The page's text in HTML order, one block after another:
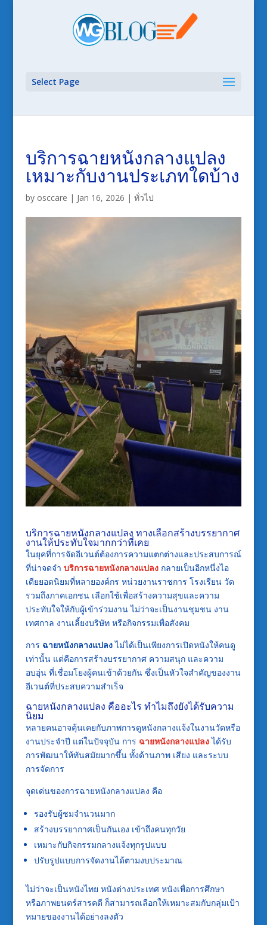
Select Page
บริการฉายหนังกลางแปลง
เหมาะกับงานประเภทใดบ้าง
by osccare | Jan 16, 2026 | ทั่วไป
บริการฉายหนังกลางแปลง ทางเลือกสร้างบรรยากาศ
งานให้ประทับใจมากกว่าที่เคย
ในยุคที่การจัดอีเวนต์ต้องการความแตกต่างและประสบการณ์
ที่น่าจดจำ บริการฉายหนังกลางแปลงกลายเป็นอีกหนึ่งไอ
เดียยอดนิยมที่หลายองค์กร หน่วยงานราชการ โรงเรียน วัด
รวมถึงภาคเอกชน เลือกใช้เพื่อสร้างความสุขและความ
ประทับใจให้กับผู้เข้าร่วมงาน ไม่ว่าจะเป็นงานชุมชน งาน
เทศกาล งานเลี้ยงบริษัท หรือกิจกรรมเพื่อสังคม
การ ฉายหนังกลางแปลงไม่ได้เป็นเพียงการเปิดหนังให้คนดู
เท่านั้น แต่คือการสร้างบรรยากาศ ความสนุก และความ
อบอุ่น ที่เชื่อมโยงผู้คนเข้าด้วยกัน ซึ่งเป็นหัวใจสำคัญของงาน
อีเวนต์ที่ประสบความสำเร็จ
ฉายหนังกลางแปลง คืออะไร ทำไมถึงยังได้รับความ
นิยม
หลายคนอาจคุ้นเคยกับภาพการดูหนังกลางแจ้งในงานวัดหรือ
งานประจำปี แต่ในปัจจุบัน การ ฉายหนังกลางแปลงได้รับ
การพัฒนาให้ทันสมัยมากขึ้น ทั้งด้านภาพ เสียง และระบบ
การจัดการ
จุดเด่นของการฉายหนังกลางแปลง คือ
รองรับผู้ชมจำนวนมาก
สร้างบรรยากาศเป็นกันเอง เข้าถึงคนทุกวัย
เหมาะกับกิจกรรมกลางแจ้งทุกรูปแบบ
ปรับรูปแบบการจัดงานได้ตามงบประมาณ
ไม่ว่าจะเป็นหนังไทย หนังต่างประเทศ หนังเพื่อการศึกษา
หรือภาพยนตร์สารคดี ก็สามารถเลือกให้เหมาะสมกับกลุ่มเป้า
หมายของงานได้อย่างลงตัว